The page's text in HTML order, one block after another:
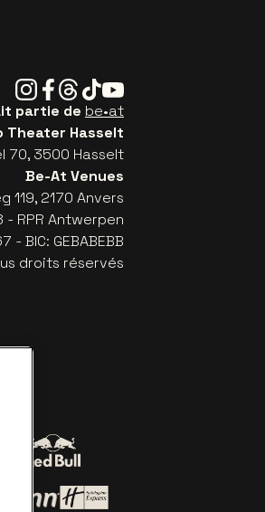
Instagram
Facebook
Threads
TiktokYoutube
partie de be•at
Theater Hasselt
70, 3500 Hasselt
Be-At Venues
119, 2170 Anvers
- RPR Antwerpen
BIC: GEBABEBB
droits réservés